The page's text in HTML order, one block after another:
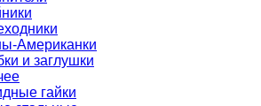
Американки
и заглушки
гайки